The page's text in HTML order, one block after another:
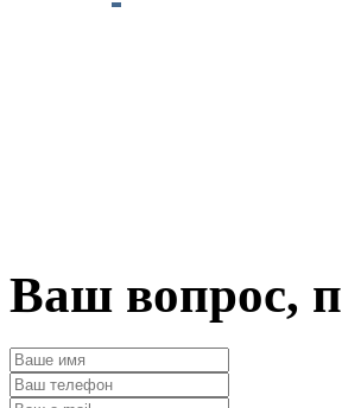
Ваш вопрос,